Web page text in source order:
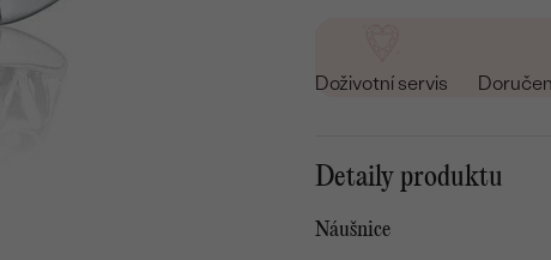
Doživotní servis
Detaily produktu
Náušnice